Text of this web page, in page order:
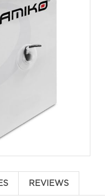
REVIEWS